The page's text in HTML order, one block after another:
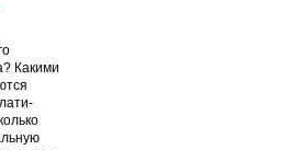
Какими